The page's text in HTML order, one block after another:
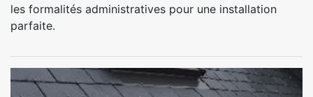
les formalités administratives pour une installation
parfaite.